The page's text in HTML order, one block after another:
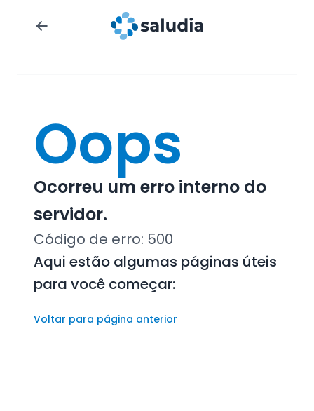
Oops
Ocorreu um erro interno do
servidor.
Código de erro: 500
Aqui estão algumas páginas úteis
para você começar:
Voltar para página anterior